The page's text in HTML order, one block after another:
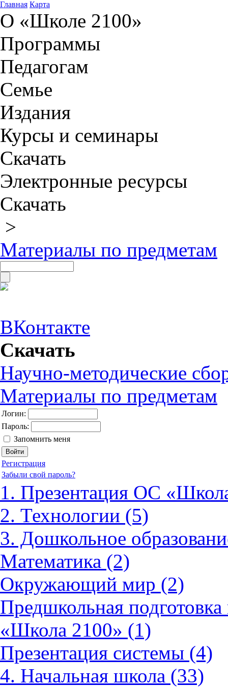
Главная Карта
О «Школе 2100»
Программы
Педагогам
Семье
Издания
Курсы и семинары
Скачать
Электронные ресурсы
Скачать
>
Материалы по предметам
ВКонтакте
Скачать
Научно-методические
Материалы по предметам
Логин:
Пароль:
Запомнить меня
Регистрация
Забыли свой пароль?
1. Презентация ОС
2. Технологии (5)
3. Дошкольное
Математика (2)
Окружающий мир (2)
Предшкольная
«Школа 2100» (1)
Презентация системы (4)
4. Начальная школа (33)